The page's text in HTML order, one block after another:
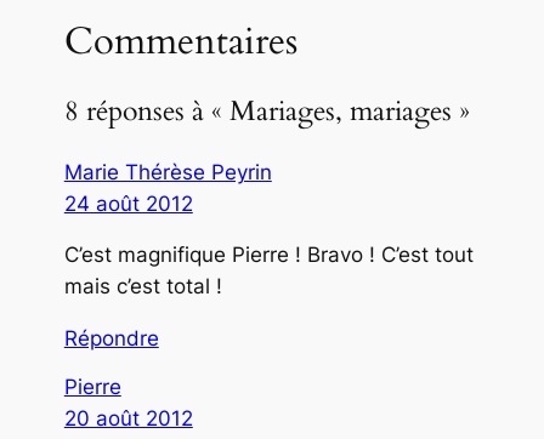
Commentaires
8 réponses à « Mariages, mariages »
Marie Thérèse Peyrin
24 août 2012
C’est magnifique Pierre ! Bravo ! C’est tout
mais c’est total !
Répondre
Pierre
20 août 2012